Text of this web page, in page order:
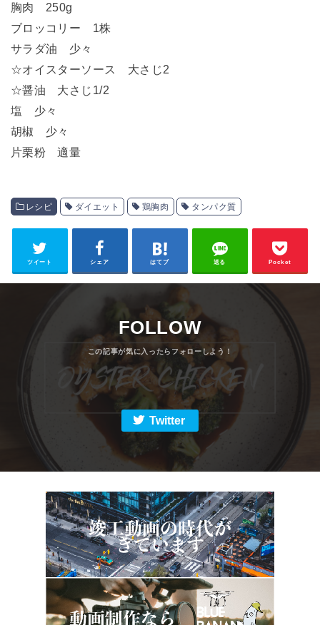
胸肉 250g
ブロッコリー 1株
サラダ油 少々
☆オイスターソース 大さじ2
☆醤油 大さじ1/2
塩 少々
胡椒 少々
片栗粉 適量
レシピ ダイエット 鶏胸肉 タンパク質
ツイート シェア はてブ 送る Pocket
FOLLOW
Twitter